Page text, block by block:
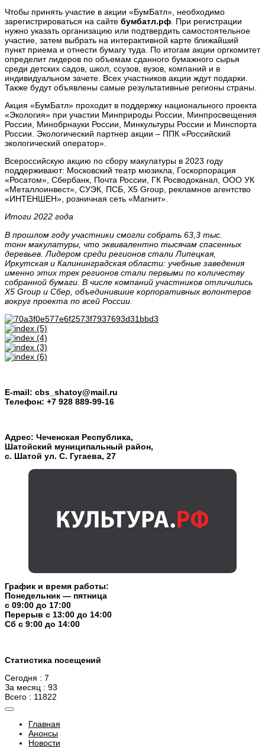
Чтобы принять участие в акции «БумБатл», необходимо
зарегистрироваться на сайте бумбатл.рф. При регистрации
нужно указать организацию или подтвердить самостоятельное
участие, затем выбрать на интерактивной карте ближайший
пункт приема и отнести бумагу туда. По итогам акции оргкомитет
определит лидеров по объемам сданного бумажного сырья
среди детских садов, школ, ссузов, вузов, компаний и в
индивидуальном зачете. Всех участников акции ждут подарки.
Также будут объявлены самые результативные регионы страны.
Акция «БумБатл» проходит в поддержку национального проекта
«Экология» при участии Минприроды России, Минпросвещения
России, Минобрнауки России, Минкультуры России и Минспорта
России. Экологический партнер акции – ППК «Российский
экологический оператор».
Всероссийскую акцию по сбору макулатуры в 2023 году
поддерживают: Московский театр мюзикла, Госкорпорация
«Росатом», Сбербанк, Почта России, ГК Росводоканал, ООО УК
«Металлоинвест», СУЭК, ПСБ, X5 Group, рекламное агентство
«ИНТЕНШЕН», розничная сеть «Магнит».
Итоги 2022 года
В прошлом году участники смогли собрать 63,3 тыс.
тонн макулатуры, что эквивалентно тысячам спасенных
деревьев. Лидером среди регионов стали Липецкая,
Иркутская и Калининградская области: учебные заведения
именно этих трех регионов стали первыми по количеству
собранной бумаги. В числе компаний участников отличились
Х5 Group и Сбер, объединившие корпоративных волонтеров
вокруг проекта по всей России.
E-mail: cbs_shatoy@mail.ru
Телефон: +7 928 889-99-16
Адрес: Чеченская Республика,
Шатойский муниципальный район,
с. Шатой ул. С. Гугаева, 27
График и время работы:
Понедельник — пятница
с 09:00 до 17:00
Перерыв c 13:00 до 14:00
Cб с 9:00 до 14:00
Статистика посещений
Сегодня : 7
За месяц : 93
Всего : 11822
Главная
Анонсы
Новости